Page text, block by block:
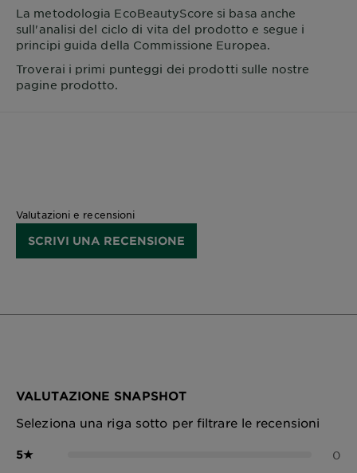
La metodologia EcoBeautyScore si basa anche
sull'analisi del ciclo di vita del prodotto e segue i
principi guida della Commissione Europea.
Troverai i primi punteggi dei prodotti sulle nostre
pagine prodotto.
Valutazioni e recensioni
SCRIVI UNA RECENSIONE
VALUTAZIONE SNAPSHOT
Seleziona una riga sotto per filtrare le recensioni
5★ 0